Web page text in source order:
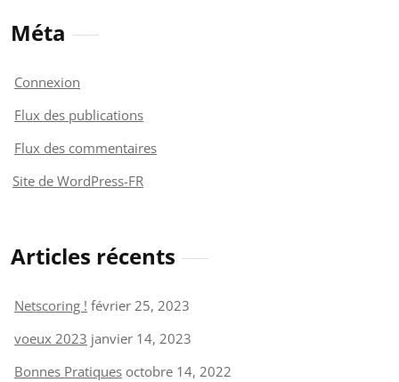
Méta
Connexion
Flux des publications
Flux des commentaires
Site de WordPress-FR
Articles récents
Netscoring ! février 25, 2023
voeux 2023 janvier 14, 2023
Bonnes Pratiques octobre 14, 2022